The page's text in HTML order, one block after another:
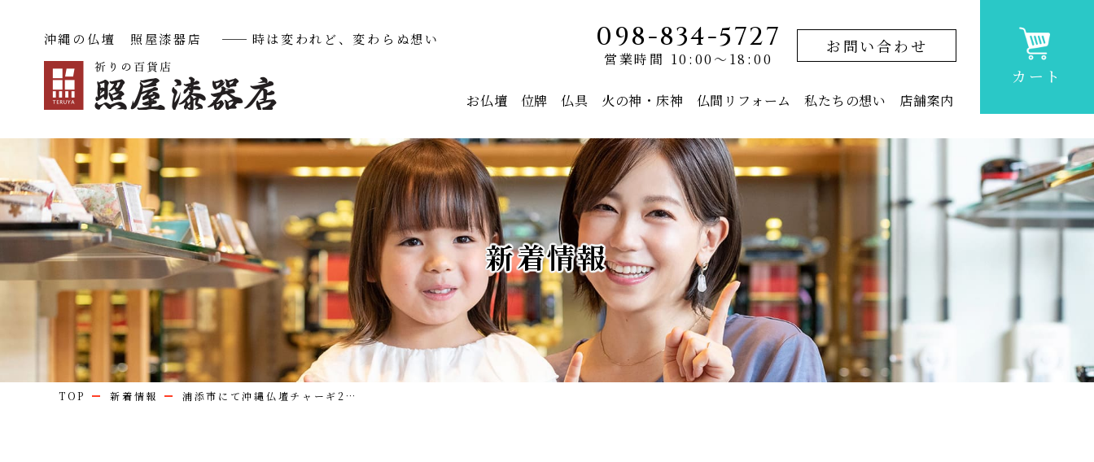
沖縄の仏壇 照屋漆器店 ──時は変われど、変わらぬ想い 098-834-5727
営業時間 10:00～18:00
お問い合わせ
カート
お仏壇
沖縄仏壇
華（ハナ）
極（キワミ）
モダン仏壇
京モダン olive
コーラル
唐木仏壇 上置仏壇
位牌 仏具 火の神・床神 仏間リフォーム 私たちの想い 店舗案内
新着情報
TOP 新着情報 浦添市にて沖縄仏壇チャーギ2…